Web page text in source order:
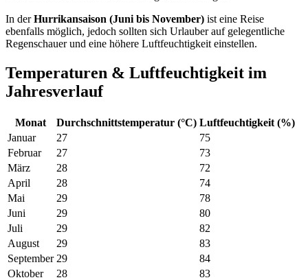
In derHurrikansaison (Juni bis November) ist eine Reise
ebenfalls möglich, jedoch sollten sich Urlauber auf gelegentliche
Regenschauer und eine höhere Luftfeuchtigkeit einstellen.
Temperaturen & Luftfeuchtigkeit im
Jahresverlauf
Monat Durchschnittstemperatur (°C) Luftfeuchtigkeit (%)
Januar
27
75
Februar
27
73
März
28
72
April
28
74
Mai
29
78
Juni
29
80
Juli
29
82
August
29
83
September 29
84
Oktober
28
83